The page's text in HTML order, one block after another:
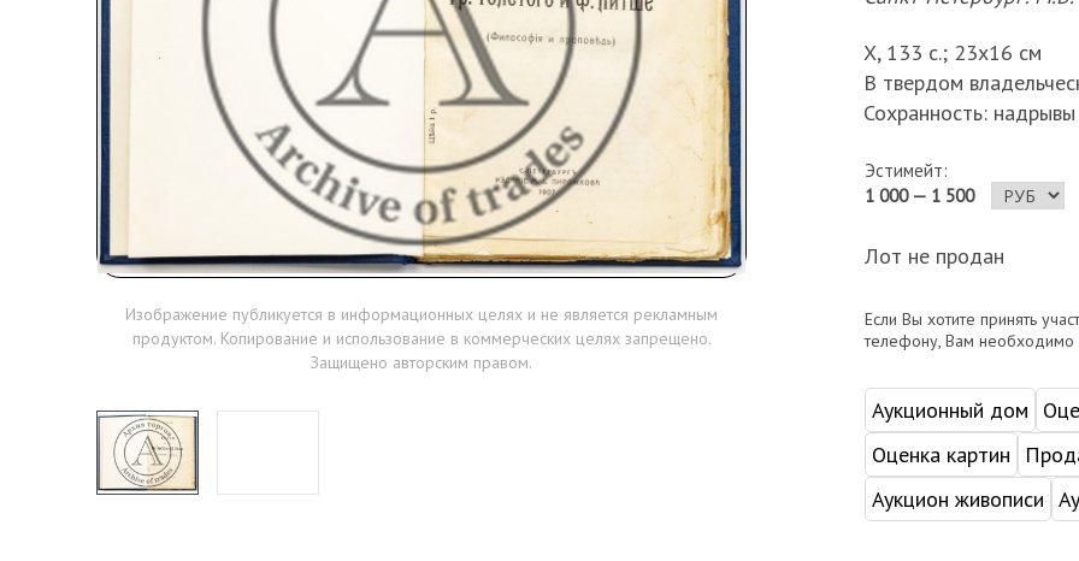
Изображение публикуется в информационных целях и не является рекламным
продуктом. Копирование и использование в коммерческих целях запрещено.
Защищено авторским правом.
X, 133 с.; 23х16 см
В твердом
Сохранность:
Эстимейт:
1 000 — 1 500
Лот не продан
Если Вы хотите принять
телефону, Вам необходимо
Аукционный дом
Оценка картин
Аукцион живописи